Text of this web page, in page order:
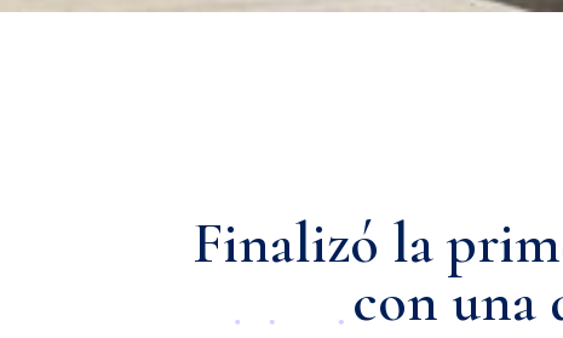
Finalizó la
con una